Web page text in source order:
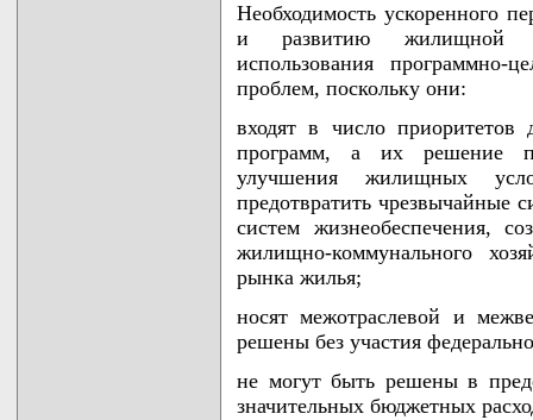
Необходимость ускоренного
и развитию жилищной
использования программно-
проблем, поскольку они:
входят в число приоритетов
программ, а их решение
улучшения жилищных
предотвратить чрезвычайные
систем жизнеобеспечения,
жилищно-коммунального
рынка жилья;
носят межотраслевой и
решены без участия
не могут быть решены в
значительных бюджетных